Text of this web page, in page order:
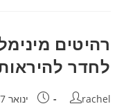
חברה
להתקנת
פרקטים
רהיטים
לחדר
מחבר:
rachel פורסם:ינואר 27, 2025